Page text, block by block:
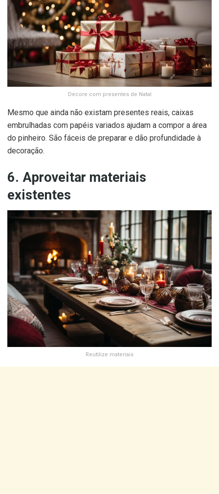
Decore com presentes de Natal
Mesmo que ainda não existam presentes reais, caixas
embrulhadas com papéis variados ajudam a compor a área
do pinheiro. São fáceis de preparar e dão profundidade à
decoração.
6. Aproveitar materiais
existentes
Reutilize materiais